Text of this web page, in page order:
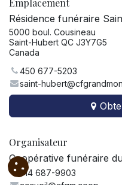
Emplacement
Résidence funéraire
5000 boul. Cousineau
Saint-Hubert QC J3Y7G5
Canada
450 677-5203
saint-
Organisateur
Coopérative funéraire
514 687-9903